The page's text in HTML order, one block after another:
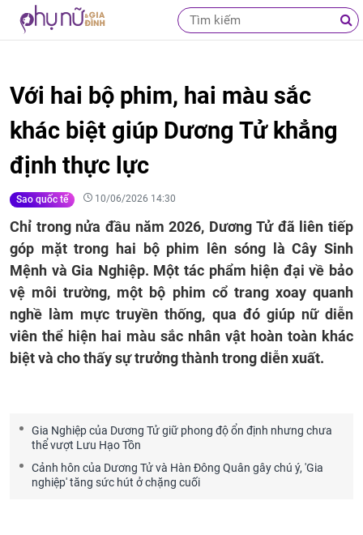
Với hai bộ phim, hai màu sắc
khác biệt giúp Dương Tử khẳng
định thực lực
Sao quốc tế 10/06/2026 14:30
Chỉ trong nửa đầu năm 2026, Dương Tử đã liên tiếp
góp mặt trong hai bộ phim lên sóng là Cây Sinh
Mệnh và Gia Nghiệp. Một tác phẩm hiện đại về bảo
vệ môi trường, một bộ phim cổ trang xoay quanh
nghề làm mực truyền thống, qua đó giúp nữ diễn
viên thể hiện hai màu sắc nhân vật hoàn toàn khác
biệt và cho thấy sự trưởng thành trong diễn xuất.
Gia Nghiệp của Dương Tử giữ phong độ ổn định nhưng chưa
thể vượt Lưu Hạo Tồn
Cảnh hôn của Dương Tử và Hàn Đông Quân gây chú ý, 'Gia
nghiệp' tăng sức hút ở chặng cuối